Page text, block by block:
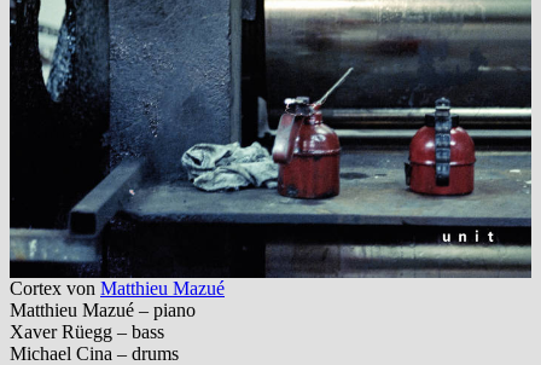
Cortex von Matthieu Mazué
Matthieu Mazué – piano
Xaver Rüegg – bass
Michael Cina – drums